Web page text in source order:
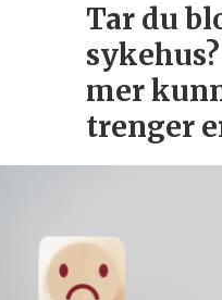
Tar du
mer
trenger